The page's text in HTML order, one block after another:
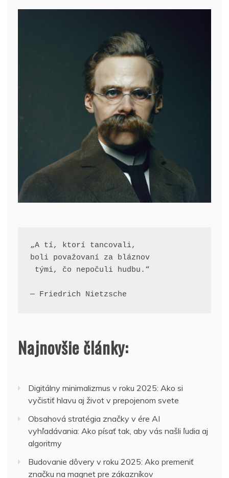
„A tí, ktorí tancovali,
boli považovaní za bláznov
tými, čo nepočuli hudbu.“
— Friedrich Nietzsche
Najnovšie články:
Digitálny minimalizmus v roku 2025: Ako si
vyčistiť hlavu aj život v prepojenom svete
Obsahová stratégia značky v ére AI
vyhľadávania: Ako písať tak, aby vás našli ľudia aj
algoritmy
Budovanie dôvery v roku 2025: Ako premeniť
značku na magnet pre zákazníkov